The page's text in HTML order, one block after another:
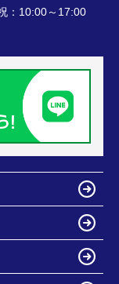
10:00～17:00